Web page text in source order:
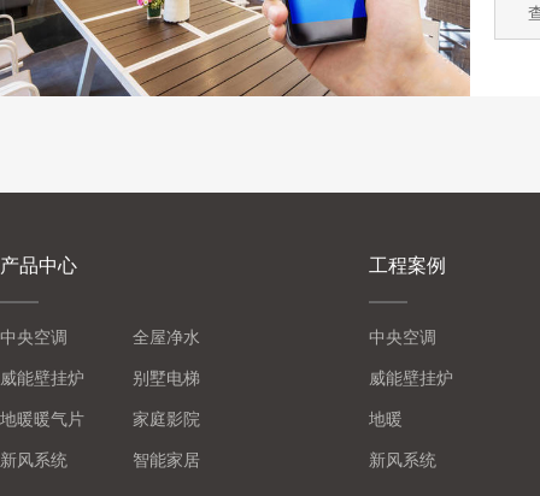
的话
炫！
产品中心
中央空调
威能壁挂炉
地暖暖气片
新风系统
全屋净水
别墅电梯
家庭影院
智能家居
工程案例
中央空调
威能壁挂炉
地暖
新风系统